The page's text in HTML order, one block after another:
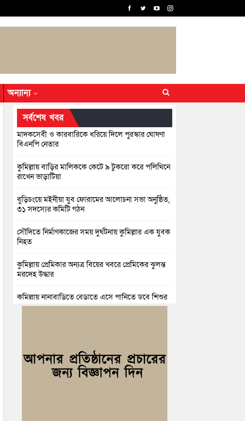
অন্যান্য
সর্বশেষ খবর
মাদকসেবী ও কারবারিকে ধরিয়ে দিলে পুরস্কার ঘোষণা
বিএনপি নেতার
কুমিল্লায় বাড়ির মালিককে কেটে ৯ টুকরো করে পলিথিনে
রাখেন ভাড়াটিয়া
বুড়িচংয়ে মইনীয়া যুব ফোরামের আলোচনা সভা অনুষ্ঠিত,
৩১ সদস্যের কমিটি গঠন
সৌদিতে নির্মাণকাজের সময় দুর্ঘটনায় কুমিল্লার এক যুবক
নিহত
কুমিল্লায় প্রেমিকার অন্যত্র বিয়ের খবরে প্রেমিকের ঝুলন্ত
মরদেহ উদ্ধার
কুমিল্লায় নানাবাড়িতে বেড়াতে এসে পানিতে ডুবে শিশুর
মৃত্যু
কুমিল্লায় যৌতুকের টাকা না পেয়ে স্ত্রীকে পিটিয়ে হাত
ভাঙার অভিযোগ, স্বামী গ্রেপ্তার